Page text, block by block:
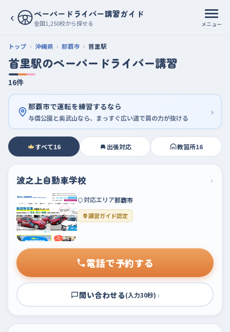
‹ ペーパードライバー講習ガイド
全国1,250校から探せる メニュー
トップ 沖縄県 那覇市 首里駅
首里駅のペーパードライバー講習
16件
那覇市で運転を練習するなら
与儀公園と奥武山なら、まっすぐ広い道で肩の力が抜ける ›
すべて16 出張対応 教習所16
波之上自動車学校 ›
対応エリア那覇市
講習ガイド認定
電話で予約する
問い合わせる(入力30秒) ›